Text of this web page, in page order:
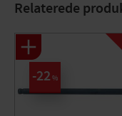
Relaterede
22 %